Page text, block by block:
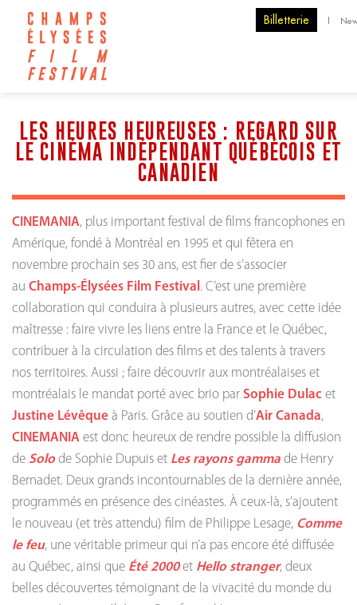
Billetterie
LES HEURES HEUREUSES : REGARD SUR
LE CINÉMA INDÉPENDANT QUÉBÉCOIS ET
CANADIEN
CINEMANIA, plus important festival de films francophones en
Amérique, fondé à Montréal en 1995 et qui fêtera en
novembre prochain ses 30 ans, est fier de s’associer
au Champs-Élysées Film Festival . C’est une première
collaboration qui conduira à plusieurs autres, avec cette idée
maîtresse : faire vivre les liens entre la France et le Québec,
contribuer à la circulation des films et des talents à travers
nos territoires. Aussi ; faire découvrir aux montréalaises et
montréalais le mandat porté avec brio par Sophie Dulac et
Justine Lévêque à Paris. Grâce au soutien d’Air Canada,
CINEMANIA est donc heureux de rendre possible la diffusion
de Solo de Sophie Dupuis et Les rayons gamma de Henry
Bernadet. Deux grands incontournables de la dernière année,
programmés en présence des cinéastes. À ceux-là, s’ajoutent
le nouveau (et très attendu) film de Philippe Lesage, Comme
le feu, une véritable primeur qui n’a pas encore été diffusée
au Québec, ainsi que Été 2000et Hello stranger, deux
belles découvertes témoignant de la vivacité du monde du